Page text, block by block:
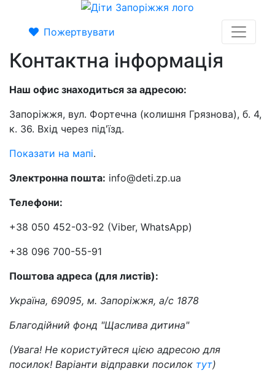
Пожертвувати
Контактна інформація
Наш офис знаходиться за адресою:
Запоріжжя, вул. Фортечна (колишня Грязнова), б. 4,
к. 36. Вхід через під'їзд.
Показати на мапі.
Электронна пошта: info@deti.zp.ua
Телефони:
+38 050 452-03-92 (Viber, WhatsApp)
+38 096 700-55-91
Поштова адреса (для листів):
Україна, 69095, м. Запоріжжя, а/с 1878
Благодійний фонд "Щаслива дитина"
(Увага! Не користуйтеся цією адресою для
посилок! Варіанти відправки посилок тут)